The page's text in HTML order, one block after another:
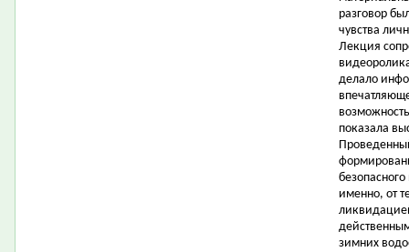
разговор
чувства
Лекция
делало
показала
именно, от
зимних